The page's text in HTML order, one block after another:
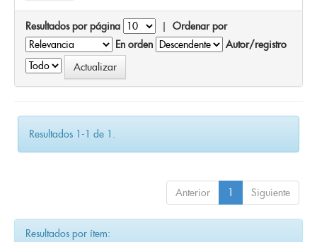
Resultados por página | Ordenar por
En orden
Autor/registro
Resultados 1-1 de 1.
Anterior 1 Siguiente
Resultados por ítem: